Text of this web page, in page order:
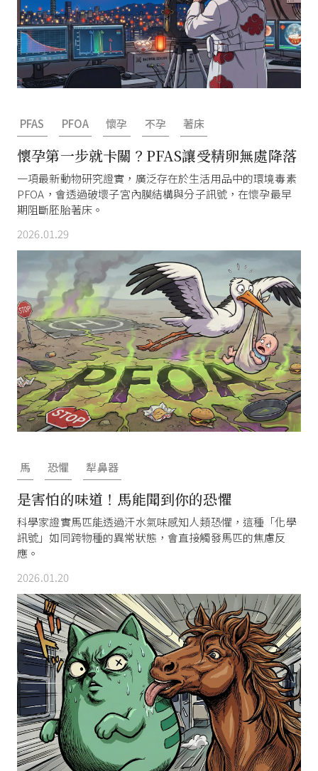
PFAS PFOA 懷孕 不孕 著床
懷孕第一步就卡關？PFAS讓受精卵無處降落
一項最新動物研究證實，廣泛存在於生活用品中的環境毒素
PFOA，會透過破壞子宮內膜結構與分子訊號，在懷孕最早
期阻斷胚胎著床。
2026.01.29
馬 恐懼 犁鼻器
是害怕的味道！馬能聞到你的恐懼
科學家證實馬匹能透過汗水氣味感知人類恐懼，這種「化學
訊號」如同跨物種的異常狀態，會直接觸發馬匹的焦慮反
應。
2026.01.20